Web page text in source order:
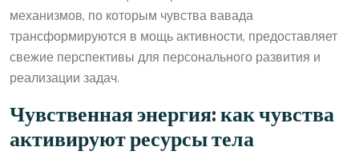
механизмов, по которым чувства вавада
трансформируются в мощь активности, предоставляет
свежие перспективы для персонального развития и
реализации задач.
Чувственная энергия: как чувства
активируют ресурсы тела